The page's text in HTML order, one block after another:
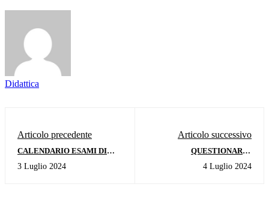
Didattica
Articolo precedente
CALENDARIO ESAMI DI
- SESSIONE ESTIVA
3 Luglio 2024
Articolo successivo
QUESTIONARIO
2022/2023
4 Luglio 2024